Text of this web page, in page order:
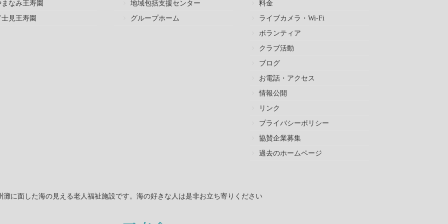
まなみ王寿園
士見王寿園
地域包括支援センター
グループホーム
料金
ライブカメラ・Wi-Fi
ボランティア
クラブ活動
ブログ
お電話・アクセス
情報公開
リンク
プライバシーポリシー
協賛企業募集
過去のホームページ
灘に面した海の見える老人福祉施設です。海の好きな人は是非お立ち寄りください